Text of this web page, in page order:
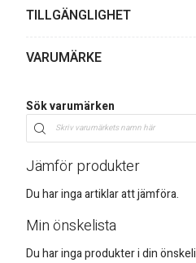
TILLGÄNGLIGHET
VARUMÄRKE
Sök varumärken
Jämför produkter
Du har inga artiklar att jämföra.
Min önskelista
Du har inga produkter i din